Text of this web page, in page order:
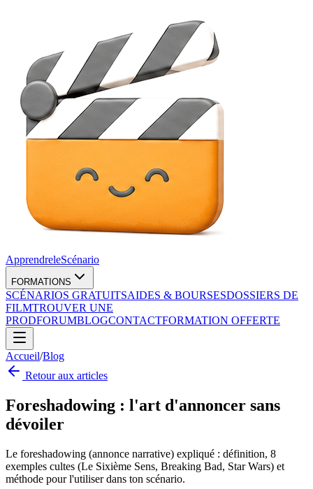
ApprendreleScénario
FORMATIONS
SCÉNARIOS GRATUITSAIDES & BOURSESDOSSIERS DE
FILMTROUVER UNE
PRODFORUMBLOGCONTACTFORMATION OFFERTE
Accueil/Blog
Retour aux articles
Foreshadowing : l'art d'annoncer sans
dévoiler
Le foreshadowing (annonce narrative) expliqué : définition, 8
exemples cultes (Le Sixième Sens, Breaking Bad, Star Wars) et
méthode pour l'utiliser dans ton scénario.